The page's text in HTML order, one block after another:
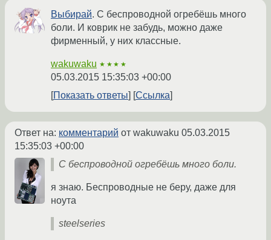
Выбирай. С беспроводной огребёшь много
боли. И коврик не забудь, можно даже
фирменный, у них классные.
wakuwaku ★★★★
05.03.2015 15:35:03 +00:00
Показать ответы
Ссылка
Ответ на: комментарий от wakuwaku 05.03.2015
15:35:03 +00:00
С беспроводной огребёшь много боли.
я знаю. Беспроводные не беру, даже для
ноута
steelseries